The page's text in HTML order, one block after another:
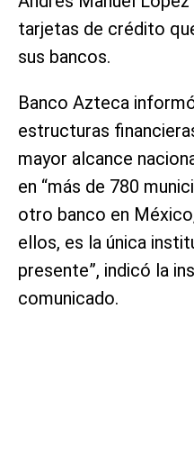
tarjetas de crédito
sus bancos.
Banco Azteca
estructuras
mayor alcance
en “más de 780
otro banco en
ellos, es la única
presente”, indicó la
comunicado.